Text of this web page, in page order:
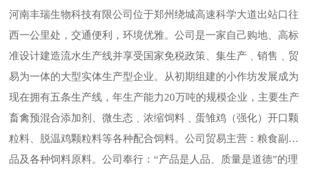
河南丰瑞生物科技有限公司位于郑州绕城高速科学大道出站口往
西一公里处，交通便利，环境优雅。公司是一家自己购地、高标
准设计建造流水生产线并享受国家免税政策、集生产﹑销售﹑贸
易为一体的大型实体生产型企业。从初期组建的小作坊发展成为
现在拥有五条生产线，年生产能力20万吨的规模企业，主要生产
畜禽预混合添加剂、微生态﹑浓缩饲料﹑蛋雏鸡（强化）开口颗
粒料、脱温鸡颗粒料等各种配合饲料。公司贸易主营：粮食副产
品及各种饲料原料。公司奉行：“产品是人品、质量是道德”的理